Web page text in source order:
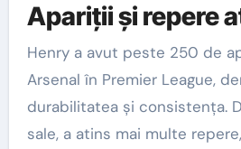
Apariții și repere
Henry a avut peste 250 de
Arsenal în Premier League,
durabilitatea și consistența.
sale, a atins mai multe